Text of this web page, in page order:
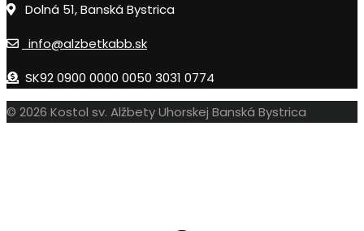
Dolná 51, Banská Bystrica
info@alzbetkabb.sk
SK92 0900 0000 0050 3031 0774
© 2026 Kostol sv. Alžbety Uhorskej Banská Bystrica